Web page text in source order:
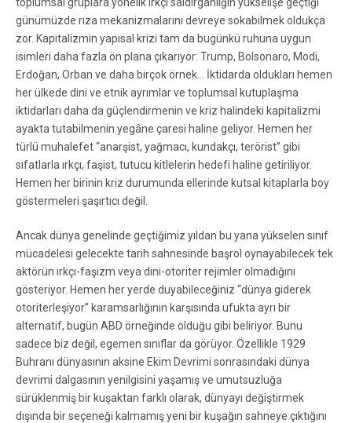
günümüzde rıza mekanizmalarını devreye sokabilmek oldukça
zor. Kapitalizmin yapısal krizi tam da bugünkü ruhuna uygun
isimleri daha fazla ön plana çıkarıyor: Trump, Bolsonaro, Modi,
Erdoğan, Orban ve daha birçok örnek… İktidarda oldukları hemen
her ülkede dini ve etnik ayrımlar ve toplumsal kutuplaşma
iktidarları daha da güçlendirmenin ve kriz halindeki kapitalizmi
ayakta tutabilmenin yegâne çaresi haline geliyor. Hemen her
türlü muhalefet “anarşist, yağmacı, kundakçı, terörist” gibi
sıfatlarla ırkçı, faşist, tutucu kitlelerin hedefi haline getiriliyor.
Hemen her birinin kriz durumunda ellerinde kutsal kitaplarla boy
göstermeleri şaşırtıcı değil.
Ancak dünya genelinde geçtiğimiz yıldan bu yana yükselen sınıf
mücadelesi gelecekte tarih sahnesinde başrol oynayabilecek tek
aktörün ırkçı-faşizm veya dini-otoriter rejimler olmadığını
gösteriyor. Hemen her yerde duyabileceğiniz “dünya giderek
otoriterleşiyor” karamsarlığının karşısında ufukta ayrı bir
alternatif, bugün ABD örneğinde olduğu gibi beliriyor. Bunu
sadece biz değil, egemen sınıflar da görüyor. Özellikle 1929
Buhranı dünyasının aksine Ekim Devrimi sonrasındaki dünya
devrimi dalgasının yenilgisini yaşamış ve umutsuzluğa
sürüklenmiş bir kuşaktan farklı olarak, dünyayı değiştirmek
dışında bir seçeneği kalmamış yeni bir kuşağın sahneye çıktığını